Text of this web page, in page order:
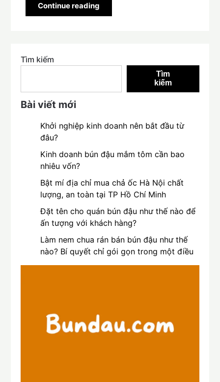
Continue reading
Tìm kiếm
Tìm
kiếm
Bài viết mới
Khởi nghiệp kinh doanh nên bắt đầu từ
đâu?
Kinh doanh bún đậu mắm tôm cần bao
nhiêu vốn?
Bật mí địa chỉ mua chả ốc Hà Nội chất
lượng, an toàn tại TP Hồ Chí Minh
Đặt tên cho quán bún đậu như thế nào để
ấn tượng với khách hàng?
Làm nem chua rán bán bún đậu như thế
nào? Bí quyết chỉ gói gọn trong một điều